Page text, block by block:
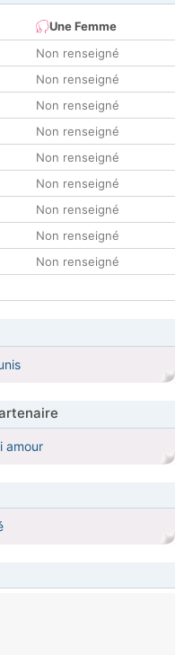
Une Femme
Non renseigné
Non renseigné
Non renseigné
Non renseigné
Non renseigné
Non renseigné
Non renseigné
Non renseigné
Non renseigné
amour